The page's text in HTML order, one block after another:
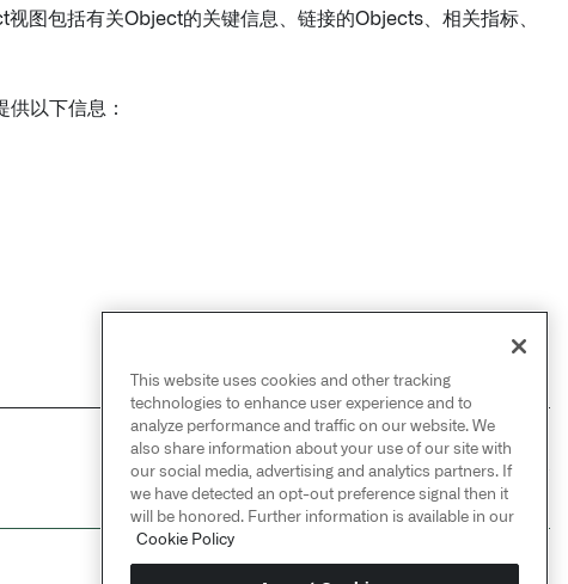
图包括有关Object的关键信息、链接的Objects、相关指标、
以下信息：
NEXT
在平台中使用Object View
This website uses cookies and other tracking
technologies to enhance user experience and to
analyze performance and traffic on our website. We
also share information about your use of our site with
our social media, advertising and analytics partners. If
we have detected an opt-out preference signal then it
will be honored. Further information is available in our
Cookie Policy